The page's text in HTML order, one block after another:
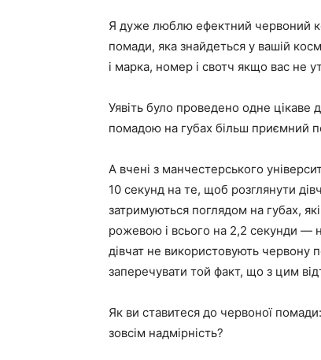
Я дуже люблю ефектний червоний
помади, яка знайдеться у вашій
і марка, номер і свотч якщо вас не
Уявіть було проведено одне
помадою на губах більш приємний
А вчені з манчестерського
10 секунд на те, щоб розглянути
затримуються поглядом на губах,
рожевою і всього на 2,2 секунди —
дівчат не використовують
заперечувати той факт, що з цим
Як ви ставитеся до червоної
зовсім надмірність?